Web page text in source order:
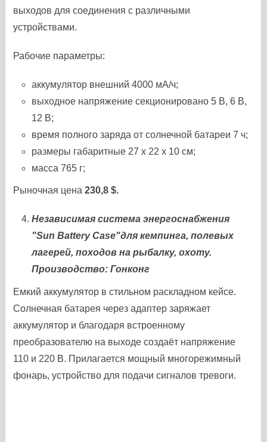
выходов для соединения с различными
устройствами.
Рабочие параметры:
аккумулятор внешний 4000 мА/ч;
выходное напряжение секционировано 5 В, 6 В,
12 В;
время полного заряда от солнечной батареи 7 ч;
размеры габаритные 27 х 22 х 10 см;
масса 765 г;
Рыночная цена230,8 $.
Независимая система энергоснабжения
"Sun Battery Case"для кемпинга, полевых
лагерей, походов на рыбалку, охоту.
Производство: Гонконг
Емкий аккумулятор в стильном раскладном кейсе.
Солнечная батарея через адаптер заряжает
аккумулятор и благодаря встроенному
преобразователю на выходе создаёт напряжение
110 и 220 В. Прилагается мощный многорежимный
фонарь, устройство для подачи сигналов тревоги.